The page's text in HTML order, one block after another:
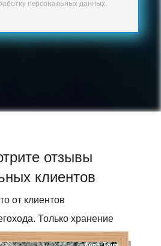
персональных данных.
отзывы
клиентов
от клиентов
Только хранение